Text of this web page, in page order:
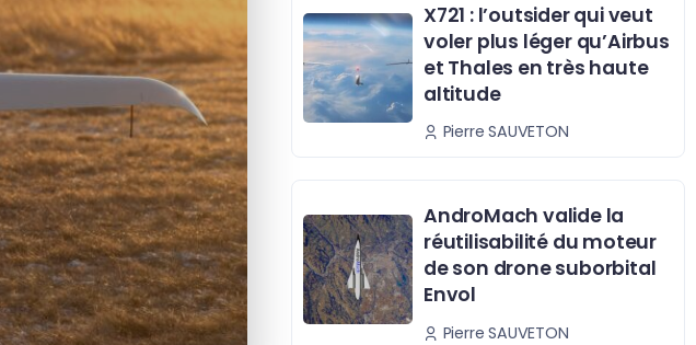
X721 : l’outsider qui veut
voler plus léger qu’Airbus
et Thales en très haute
altitude
Pierre SAUVETON
AndroMach valide la
réutilisabilité du moteur
de son drone suborbital
Envol
Pierre SAUVETON